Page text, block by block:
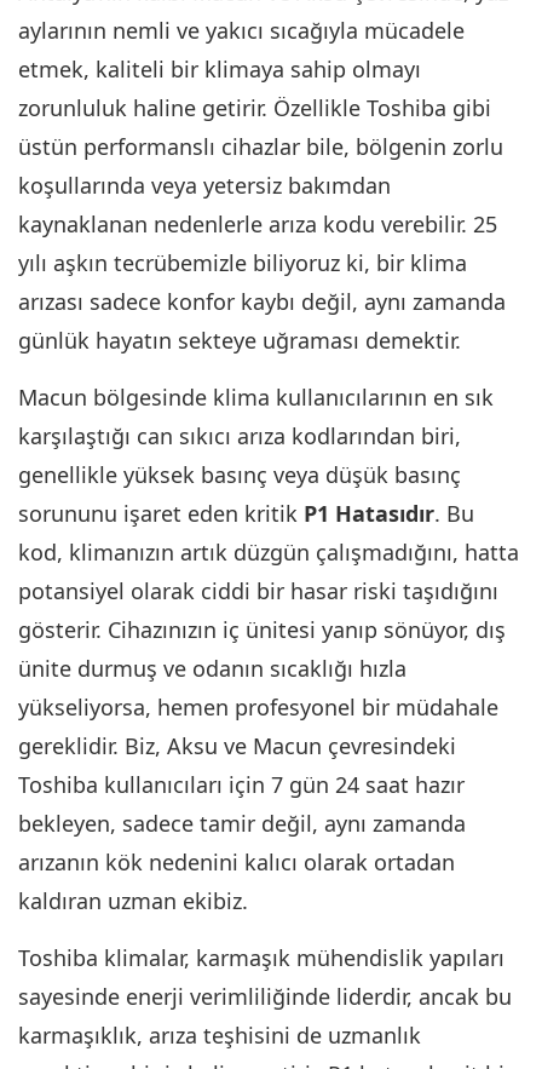
aylarının nemli ve yakıcı sıcağıyla mücadele
etmek, kaliteli bir klimaya sahip olmayı
zorunluluk haline getirir. Özellikle Toshiba gibi
üstün performanslı cihazlar bile, bölgenin zorlu
koşullarında veya yetersiz bakımdan
kaynaklanan nedenlerle arıza kodu verebilir. 25
yılı aşkın tecrübemizle biliyoruz ki, bir klima
arızası sadece konfor kaybı değil, aynı zamanda
günlük hayatın sekteye uğraması demektir.
Macun bölgesinde klima kullanıcılarının en sık
karşılaştığı can sıkıcı arıza kodlarından biri,
genellikle yüksek basınç veya düşük basınç
sorununu işaret eden kritik P1 Hatasıdır. Bu
kod, klimanızın artık düzgün çalışmadığını, hatta
potansiyel olarak ciddi bir hasar riski taşıdığını
gösterir. Cihazınızın iç ünitesi yanıp sönüyor, dış
ünite durmuş ve odanın sıcaklığı hızla
yükseliyorsa, hemen profesyonel bir müdahale
gereklidir. Biz, Aksu ve Macun çevresindeki
Toshiba kullanıcıları için 7 gün 24 saat hazır
bekleyen, sadece tamir değil, aynı zamanda
arızanın kök nedenini kalıcı olarak ortadan
kaldıran uzman ekibiz.
Toshiba klimalar, karmaşık mühendislik yapıları
sayesinde enerji verimliliğinde liderdir, ancak bu
karmaşıklık, arıza teşhisini de uzmanlık